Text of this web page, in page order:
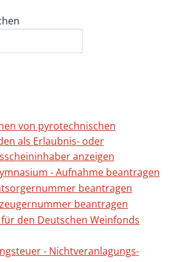
von pyrotechnischen
als Erlaubnis- oder
anzeigen
- Aufnahme beantragen
beantragen
beantragen
den Deutschen Weinfonds
- Nichtveranlagungs-